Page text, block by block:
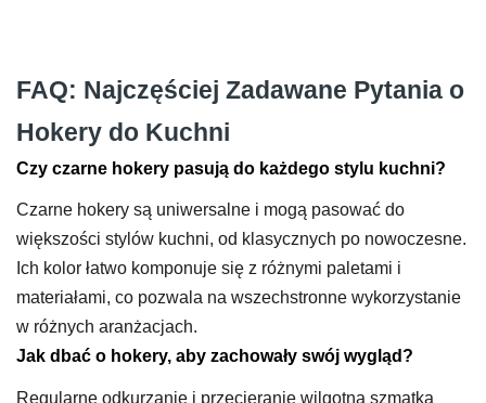
FAQ: Najczęściej Zadawane Pytania o
Hokery do Kuchni
Czy czarne hokery pasują do każdego stylu kuchni?
Czarne hokery są uniwersalne i mogą pasować do
większości stylów kuchni, od klasycznych po nowoczesne.
Ich kolor łatwo komponuje się z różnymi paletami i
materiałami, co pozwala na wszechstronne wykorzystanie
w różnych aranżacjach.
Jak dbać o hokery, aby zachowały swój wygląd?
Regularne odkurzanie i przecieranie wilgotną szmatką